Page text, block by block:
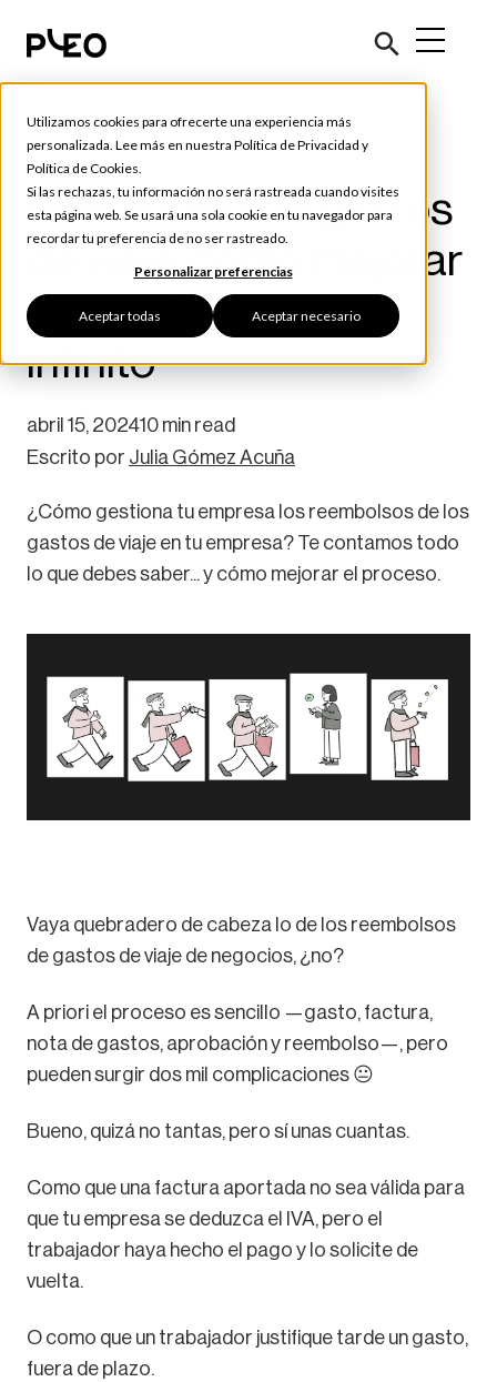
Utilizamos cookies para ofrecerte una experiencia más
personalizada. Lee más en nuestra Política de Privacidad y
Política de Cookies.
Si las rechazas, tu información no será rastreada cuando visites
esta página web. Se usará una sola cookie en tu navegador para
recordar tu preferencia de no ser rastreado.
Personalizar preferencias
Aceptar todas Aceptar necesario
Consejos y Herramientas
Reembolso de gastos
de viaje: cómo mejorar
su gestión hasta el
infinito
abril 15, 202410 min read
Escrito por Julia Gómez Acuña
¿Cómo gestiona tu empresa los reembolsos de los
gastos de viaje en tu empresa? Te contamos todo
lo que debes saber... y cómo mejorar el proceso.
Vaya quebradero de cabeza lo de los reembolsos
de gastos de viaje de negocios, ¿no?
A priori el proceso es sencillo —gasto, factura,
nota de gastos, aprobación y reembolso—, pero
pueden surgir dos mil complicaciones 😐
Bueno, quizá no tantas, pero sí unas cuantas.
Como que una factura aportada no sea válida para
que tu empresa se deduzca el IVA, pero el
trabajador haya hecho el pago y lo solicite de
vuelta.
O como que un trabajador justifique tarde un gasto,
fuera de plazo.